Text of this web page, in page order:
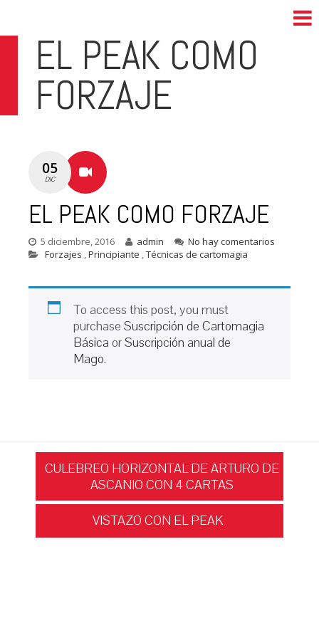
EL PEAK COMO
FORZAJE
05
DIC
EL PEAK COMO FORZAJE
5 diciembre, 2016 admin
No hay comentarios
Forzajes ,Principiante ,Técnicas de cartomagia
To access this post, you must
purchase Suscripción de Cartomagia
Básica orSuscripción anual de
Mago.
Navegación
CULEBREO HORIZONTAL DE ARTURO DE
ASCANIO CON 4 CARTAS
VISTAZO CON EL PEAK